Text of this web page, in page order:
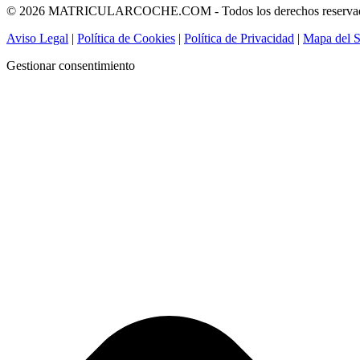
© 2026 MATRICULARCOCHE.COM - Todos los derechos
Aviso Legal | Política de Cookies | Política de Privacidad | Mapa del
Gestionar consentimiento